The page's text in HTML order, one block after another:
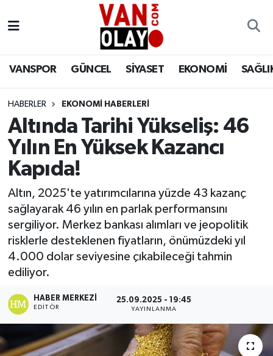
VANSPOR GÜNCEL SİYASET EKONOMİ
HABERLER EKONOMİ HABERLERİ
Altında Tarihi Yükseliş: 46
Yılın En Yüksek Kazancı
Kapıda!
Altın, 2025'te yatırımcılarına yüzde 43 kazanç
sağlayarak 46 yılın en parlak performansını
sergiliyor. Merkez bankası alımları ve jeopolitik
risklerle desteklenen fiyatların, önümüzdeki yıl
4.000 dolar seviyesine çıkabileceği tahmin
ediliyor.
HABER MERKEZI
EDITÖR
25.09.2025 - 19:45
YAYINLANMA
Siyaset
Ekonomi
Sağlık
Eğitim
Bilim & Teknoloji
Dünya
RESMİ İLANLAR
Van Nöbetçi Eczaneler
Van Namaz Vakitleri
Van Trafik Yoğunluk Haritası
Süper Lig Puan Durumu ve Fikstür
Tüm Manşetler
Son Dakika Haberleri
Haber Arşivi